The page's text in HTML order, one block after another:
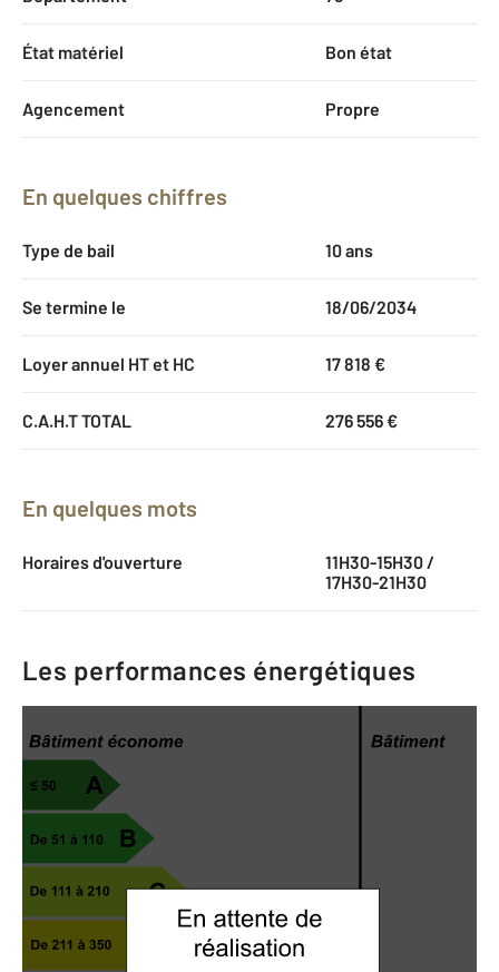
État matériel Bon état
Agencement Propre
En quelques chiffres
Type de bail 10 ans
Se termine le 18/06/2034
Loyer annuel HT et HC 17 818 €
C.A.H.T TOTAL 276 556 €
En quelques mots
Horaires d'ouverture
11H30-15H30 /
17H30-21H30
Les performances énergétiques